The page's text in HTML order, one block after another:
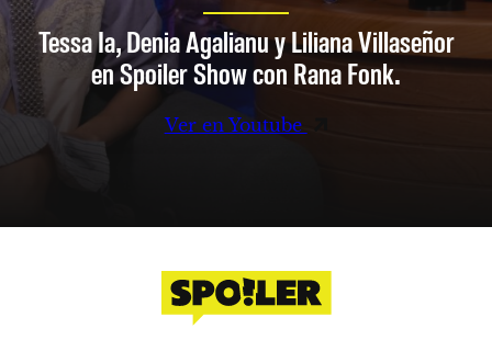
Tessa Ia, Denia Agalianu y Liliana Villaseñor
en Spoiler Show con Rana Fonk.
Ver en Youtube